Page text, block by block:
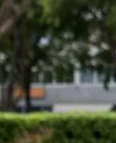
o seu dinheiro